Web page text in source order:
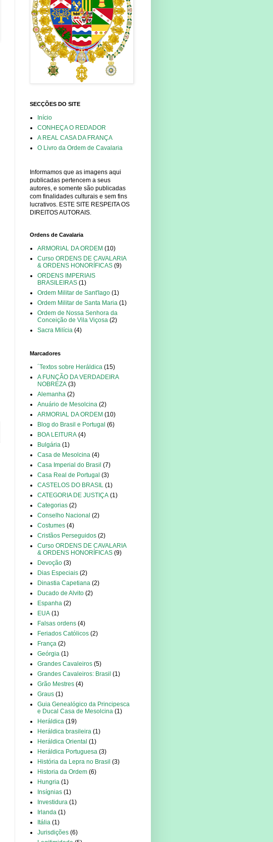
SECÇÕES DO SITE
Início
CONHEÇA O REDADOR
A REAL CASA DA FRANÇA
O Livro da Ordem de Cavalaria
Informamos que as imagens aqui
publicadas pertencem a seus
autores, e somente são publicadas
com finalidades culturais e sem fins
lucrativos. ESTE SITE RESPEITA OS
DIREITOS AUTORAIS.
Ordens de Cavalaria
ARMORIAL DA ORDEM (10)
Curso ORDENS DE CAVALARIA
& ORDENS HONORÍFICAS (9)
ORDENS IMPERIAIS
BRASILEIRAS (1)
Ordem Militar de Sant'Iago (1)
Ordem Militar de Santa Maria (1)
Ordem de Nossa Senhora da
Conceição de Vila Viçosa (2)
Sacra Milícia (4)
Marcadores
´Textos sobre Heráldica (15)
A FUNÇÃO DA VERDADEIRA
NOBREZA (3)
Alemanha (2)
Anuário de Mesolcina (2)
ARMORIAL DA ORDEM (10)
Blog do Brasil e Portugal (6)
BOA LEITURA (4)
Bulgária (1)
Casa de Mesolcina (4)
Casa Imperial do Brasil (7)
Casa Real de Portugal (3)
CASTELOS DO BRASIL (1)
CATEGORIA DE JUSTIÇA (1)
Categorias (2)
Conselho Nacional (2)
Costumes (4)
Cristãos Perseguidos (2)
Curso ORDENS DE CAVALARIA
& ORDENS HONORÍFICAS (9)
Devoção (3)
Dias Especiais (2)
Dinastia Capetiana (2)
Ducado de Alvito (2)
Espanha (2)
EUA (1)
Falsas ordens (4)
Feriados Católicos (2)
França (2)
Geórgia (1)
Grandes Cavaleiros (5)
Grandes Cavaleiros: Brasil (1)
Grão Mestres (4)
Graus (1)
Guia Genealógico da Principesca
e Ducal Casa de Mesolcina (1)
Heráldica (19)
Heráldica brasileira (1)
Heráldica Oriental (1)
Heráldica Portuguesa (3)
História da Lepra no Brasil (3)
Historia da Ordem (6)
Hungria (1)
Insígnias (1)
Investidura (1)
Irlanda (1)
Itália (1)
Jurisdições (6)